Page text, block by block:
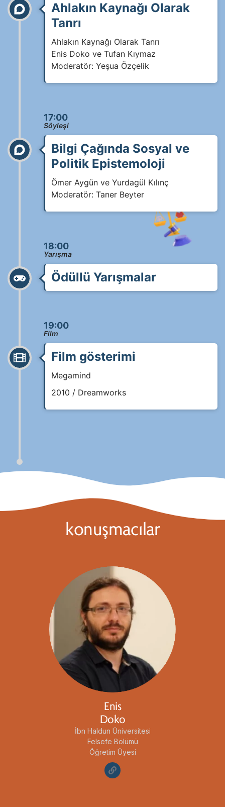
Ahlakın Kaynağı Olarak
Tanrı
Ahlakın Kaynağı Olarak Tanrı
Enis Doko ve Tufan Kıymaz
Moderatör: Yeşua Özçelik
17:00
Söyleşi
Bilgi Çağında Sosyal ve
Politik Epistemoloji
Ömer Aygün ve Yurdagül Kılınç
Moderatör: Taner Beyter
18:00
Yarışma
Ödüllü Yarışmalar
19:00
Film
Film gösterimi
Megamind
2010 / Dreamworks
konuşmacılar
Enis
Doko
İbn Haldun Üniversitesi
Felsefe Bölümü
Öğretim Üyesi